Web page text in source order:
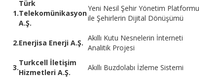
1.
Türk
Telekomünikasyon
A.Ş.
Yeni Nesil Şehir Yönetim Platformu
ile Şehirlerin Dijital Dönüşümü
2.Enerjisa Enerji A.Ş.
Akıllı Kutu Nesnelerin İnterneti
Analitik Projesi
3.
Turkcell İletişim
Hizmetleri A.Ş.
Akıllı Buzdolabı İzleme Sistemi